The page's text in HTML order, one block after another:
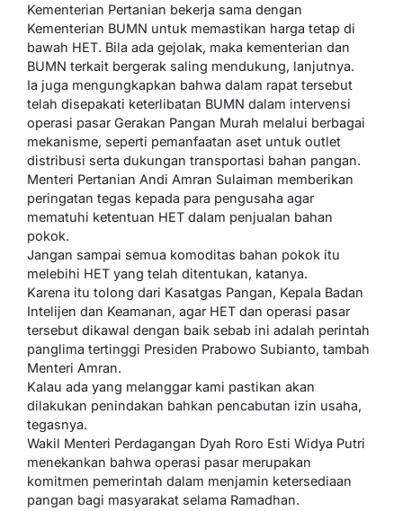
Kementerian Pertanian bekerja sama dengan
Kementerian BUMN untuk memastikan harga tetap di
bawah HET. Bila ada gejolak, maka kementerian dan
BUMN terkait bergerak saling mendukung, lanjutnya.
Ia juga mengungkapkan bahwa dalam rapat tersebut
telah disepakati keterlibatan BUMN dalam intervensi
operasi pasar Gerakan Pangan Murah melalui berbagai
mekanisme, seperti pemanfaatan aset untuk outlet
distribusi serta dukungan transportasi bahan pangan.
Menteri Pertanian Andi Amran Sulaiman memberikan
peringatan tegas kepada para pengusaha agar
mematuhi ketentuan HET dalam penjualan bahan
pokok.
Jangan sampai semua komoditas bahan pokok itu
melebihi HET yang telah ditentukan, katanya.
Karena itu tolong dari Kasatgas Pangan, Kepala Badan
Intelijen dan Keamanan, agar HET dan operasi pasar
tersebut dikawal dengan baik sebab ini adalah perintah
panglima tertinggi Presiden Prabowo Subianto, tambah
Menteri Amran.
Kalau ada yang melanggar kami pastikan akan
dilakukan penindakan bahkan pencabutan izin usaha,
tegasnya.
Wakil Menteri Perdagangan Dyah Roro Esti Widya Putri
menekankan bahwa operasi pasar merupakan
komitmen pemerintah dalam menjamin ketersediaan
pangan bagi masyarakat selama Ramadhan.